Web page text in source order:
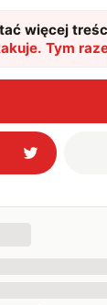
oraz oglądać
więcej
Tym